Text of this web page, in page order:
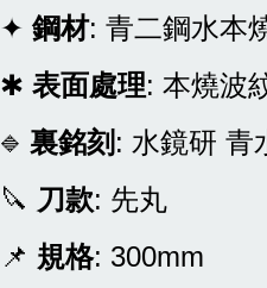
✦鋼材: 青二鋼水本
✱表面處理: 本燒波
🔷 裏銘刻 : 水鏡研 青
🔪 刀款: 先丸
📌 規格: 300mm